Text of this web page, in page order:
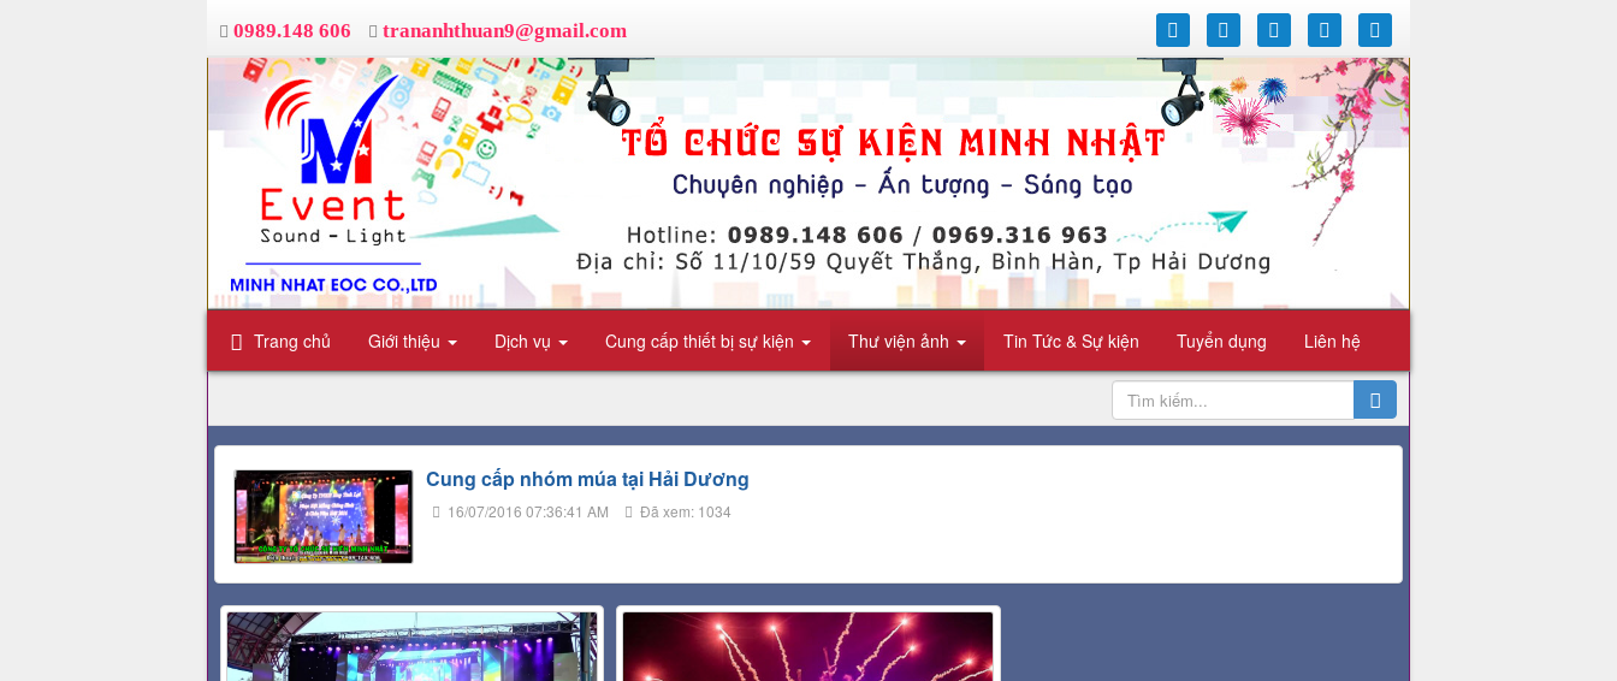
Trang chủ Giới thiệu Dịch vụ Cung cấp thiết bị sự kiện Thư viện ảnh Tin Tức & Sự kiện Tuyển dụng Liên hệ
0989.148 606 trananhthuan9@gmail.com
Cung cấp nhóm múa tại Hải Dương
16/07/2016 07:36:41 AM Đã xem: 1034